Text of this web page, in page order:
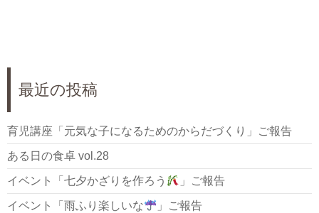
最近の投稿
育児講座「元気な子になるためのからだづくり」ご報告
ある日の食卓 vol.28
イベント「七夕かざりを作ろう 」ご報告
イベント「雨ふり楽しいな 」ご報告